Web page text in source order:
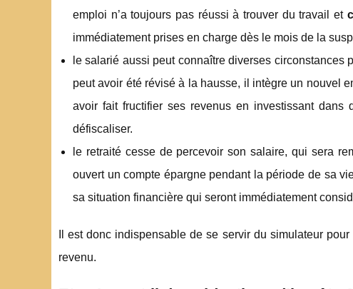
emploi n’a toujours pas réussi à trouver du travail et
immédiatement prises en charge dès le mois de la
le salarié aussi peut connaître diverses
peut avoir été révisé à la hausse, il intègre un nouvel
avoir fait fructifier ses revenus en investissant dans
défiscaliser.
le retraité cesse de percevoir son salaire, qui sera
ouvert un compte épargne pendant la période de sa
sa situation financière qui seront immédiatement
Il est donc indispensable de se servir du simulateur
revenu.